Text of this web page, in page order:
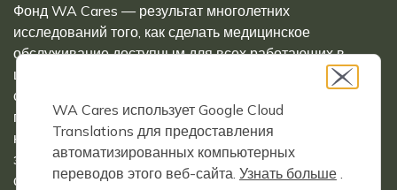
Фонд WA Cares — результат многолетних
исследований того, как сделать медицинское
обслуживание доступным для всех работающих в
штате Вашингтон. Будучи государственной программой
страхования долгосрочного ухода, WA Cares
гарантирует покрытие для всех работающих
независимо от наличия ранее существовавших
заболеваний. Вашингтон — первый штат в стране,
создавший доступный способ для широкого среднего
WA Cares использует Google Cloud
Translations для предоставления
автоматизированных компьютерных
переводов этого веб-сайта. Узнать больше.